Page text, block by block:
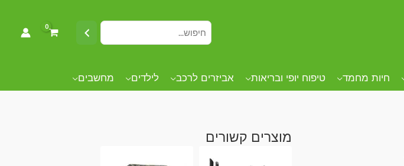
חיות מחמד טיפוח יופי ובריאות אביזרים לרכב לילדים מחשבים
מוצרים קשורים